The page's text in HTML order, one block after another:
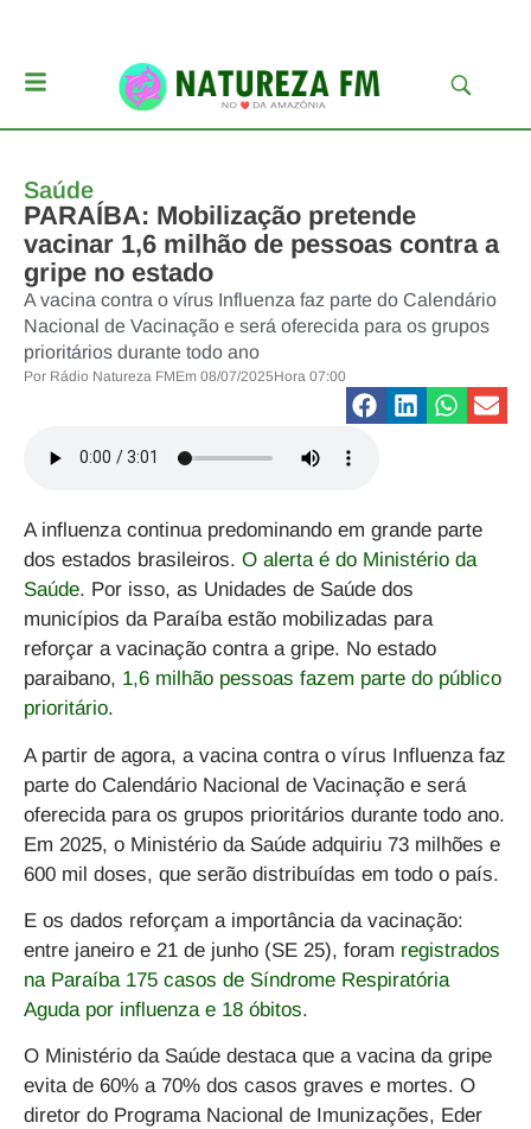
Saúde
PARAÍBA: Mobilização pretende
vacinar 1,6 milhão de pessoas contra a
gripe no estado
A vacina contra o vírus Influenza faz parte do Calendário
Nacional de Vacinação e será oferecida para os grupos
prioritários durante todo ano
Por Rádio Natureza FMEm 08/07/2025Hora 07:00
A influenza continua predominando em grande parte
dos estados brasileiros. O alerta é do Ministério da
Saúde. Por isso, as Unidades de Saúde dos
municípios da Paraíba estão mobilizadas para
reforçar a vacinação contra a gripe. No estado
paraibano, 1,6 milhão pessoas fazem parte do público
prioritário.
A partir de agora, a vacina contra o vírus Influenza faz
parte do Calendário Nacional de Vacinação e será
oferecida para os grupos prioritários durante todo ano.
Em 2025, o Ministério da Saúde adquiriu 73 milhões e
600 mil doses, que serão distribuídas em todo o país.
E os dados reforçam a importância da vacinação:
entre janeiro e 21 de junho (SE 25), foram registrados
na Paraíba 175 casos de Síndrome Respiratória
Aguda por influenza e 18 óbitos.
O Ministério da Saúde destaca que a vacina da gripe
evita de 60% a 70% dos casos graves e mortes. O
diretor do Programa Nacional de Imunizações, Eder